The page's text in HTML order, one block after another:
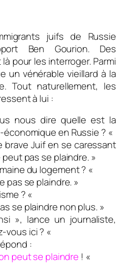
juifs de Russie
Ben Gourion. Des
pour les interroger. Parmi
un vénérable vieillard à la
Tout naturellement, les
à lui :
nous dire quelle est la
en Russie ? «
Juif en se caressant
pas se plaindre. »
du logement ? «
pas se plaindre. »
? «
se plaindre non plus. »
», lance un journaliste,
vous ici ? «
:
peut se plaindre ! «